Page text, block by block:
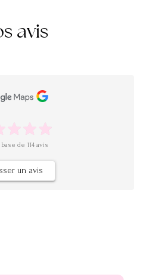
avis
base de 114avis
un avis